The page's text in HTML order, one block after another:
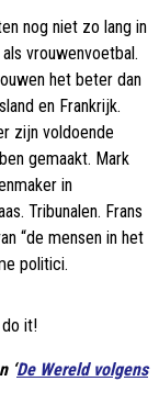
nog niet zo lang in
vrouwenvoetbal.
het beter dan
en Frankrijk.
zijn voldoende
gemaakt. Mark
in
Tribunalen. Frans
“de mensen in het
politici.
do it!
‘De Wereld volgens